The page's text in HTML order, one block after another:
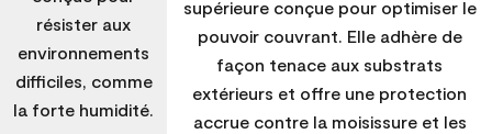
résister aux
environnements
difficiles, comme
la forte humidité.
supérieure conçue pour optimiser le
pouvoir couvrant. Elle adhère de
façon tenace aux substrats
extérieurs et offre une protection
accrue contre la moisissure et les